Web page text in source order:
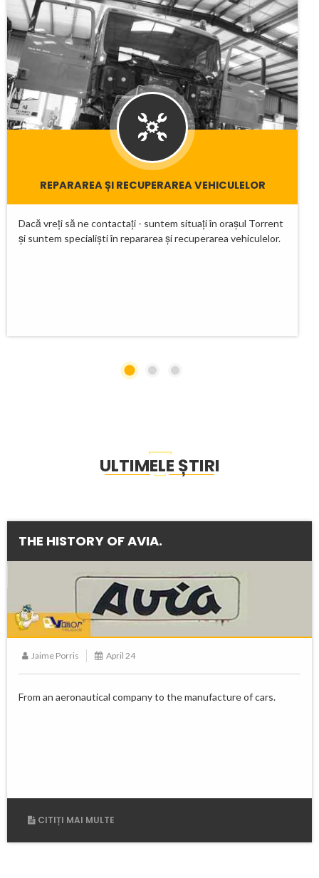
REPARAREA ȘI RECUPERAREA VEHICULELOR
Dacă vreți să ne contactați - suntem situați în orașul Torrent
și suntem specialiști în repararea și recuperarea vehiculelor.
ULTIMELE ȘTIRI
THE HISTORY OF AVIA.
Jaime Porris April 24
From an aeronautical company to the manufacture of cars.
CITIȚI MAI MULTE